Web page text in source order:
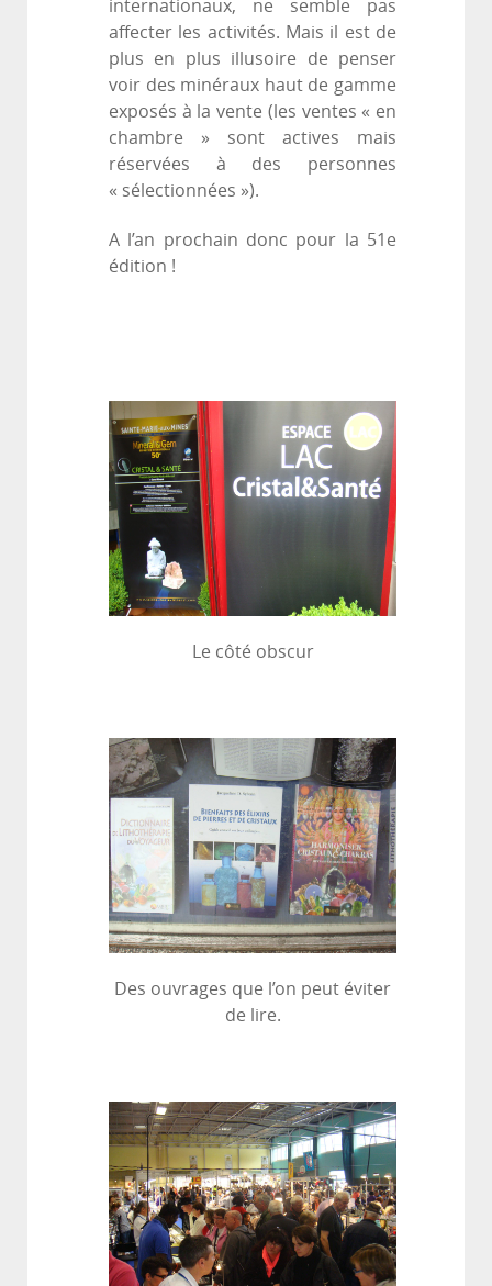
internationaux, ne semble pas
affecter les activités. Mais il est de
plus en plus illusoire de penser
voir des minéraux haut de gamme
exposés à la vente (les ventes « en
chambre » sont actives mais
réservées à des personnes
« sélectionnées »).
A l’an prochain donc pour la 51e
édition !
Le côté obscur
Des ouvrages que l’on peut éviter
de lire.